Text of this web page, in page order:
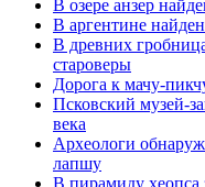
В озере анзер
В аргентине
В древних
староверы
Дорога к мачу-
Псковский музей-
века
Археологи
лапшу
В пирамиду хеопса